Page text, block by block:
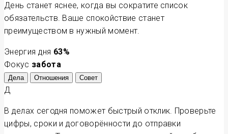
День станет яснее, когда вы сократите список
обязательств. Ваше спокойствие станет
преимуществом в нужный момент.
Энергия дня 63%
Фокус забота
Дела Отношения Совет
Д
В делах сегодня поможет быстрый отклик. Проверьте
цифры, сроки и договорённости до отправки